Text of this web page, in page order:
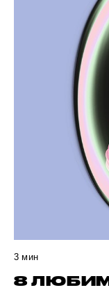
3 мин
8